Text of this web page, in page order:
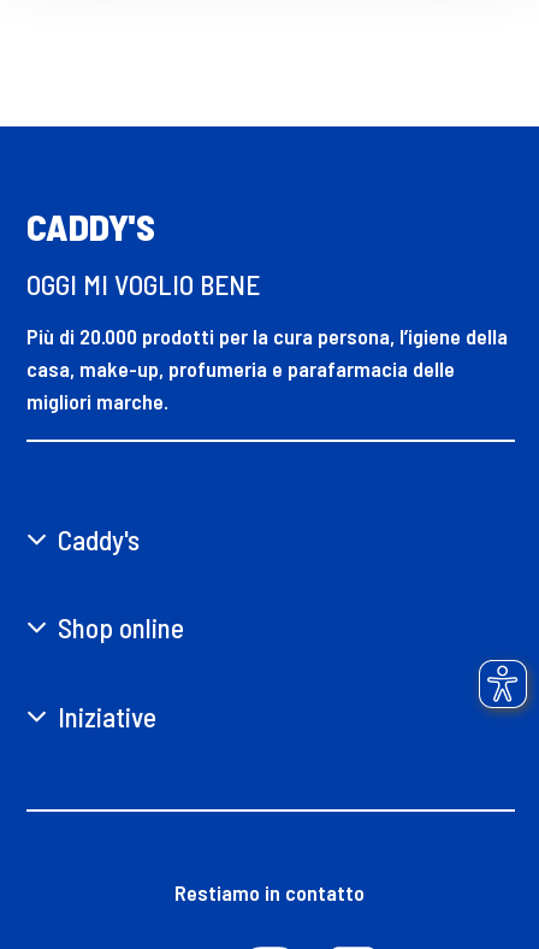
CADDY'S
OGGI MI VOGLIO BENE
Più di 20.000 prodotti per la cura persona, l’igiene della
casa, make-up, profumeria e parafarmacia delle
migliori marche.
Caddy's
Shop online
Iniziative
Restiamo in contatto